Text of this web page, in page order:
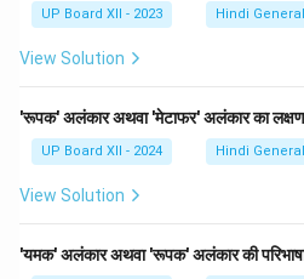
UP Board XII - 2023 Hindi General
View Solution
'रूपक' अलंकार अथवा 'मेटाफर' अलंकार का लक्षण
UP Board XII - 2024 Hindi General
View Solution
'यमक' अलंकार अथवा 'रूपक' अलंकार की